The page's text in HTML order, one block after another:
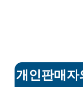
개인판매자